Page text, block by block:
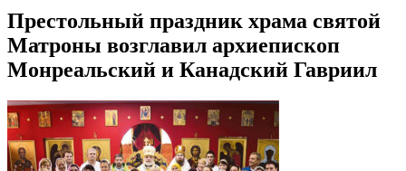
Престольный праздник храма святой
Матроны возглавил архиепископ
Монреальский и Канадский Гавриил